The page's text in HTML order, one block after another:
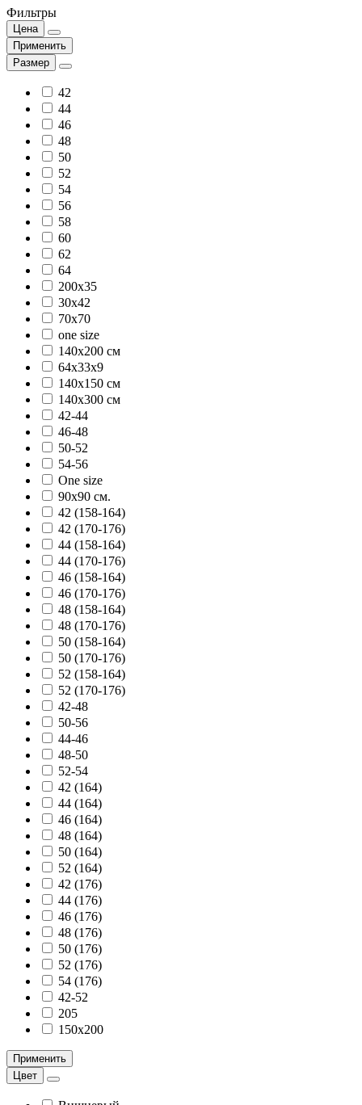
Фильтры
Цена
Применить
Размер
42
44
46
48
50
52
54
56
58
60
62
64
200x35
30х42
70х70
one size
140х200 см
64х33х9
140х150 см
140х300 см
42-44
46-48
50-52
54-56
One size
90х90 см.
42 (158-164)
42 (170-176)
44 (158-164)
44 (170-176)
46 (158-164)
46 (170-176)
48 (158-164)
48 (170-176)
50 (158-164)
50 (170-176)
52 (158-164)
52 (170-176)
42-48
50-56
44-46
48-50
52-54
42 (164)
44 (164)
46 (164)
48 (164)
50 (164)
52 (164)
42 (176)
44 (176)
46 (176)
48 (176)
50 (176)
52 (176)
54 (176)
42-52
205
150х200
Применить
Цвет